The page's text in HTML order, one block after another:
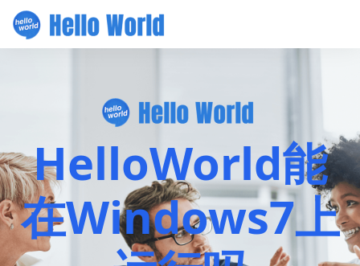
HelloWorld能
在Windows7上